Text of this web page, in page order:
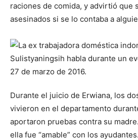
raciones de comida, y advirtió que
asesinados si se lo contaba a
Durante el juicio de Erwiana, los
vivieron en el departamento
aportaron pruebas contra su madre.
ella fue “amable” con los ayudantes.